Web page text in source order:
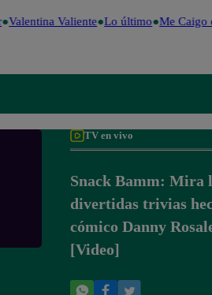
Valentina Valiente Lo último Me Caigo
TV en vivo
Snack Bamm: Mira
divertidas trivias
cómico Danny
[Video]